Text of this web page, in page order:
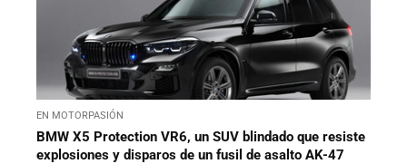
EN MOTORPASIÓN
BMW X5 Protection VR6, un SUV blindado que resiste
explosiones y disparos de un fusil de asalto AK-47